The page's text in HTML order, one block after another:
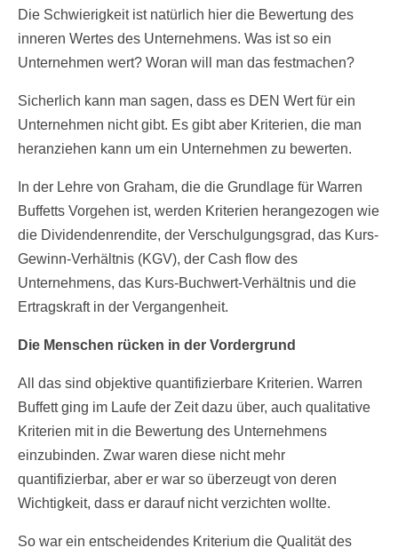
Die Schwierigkeit ist natürlich hier die Bewertung des
inneren Wertes des Unternehmens. Was ist so ein
Unternehmen wert? Woran will man das festmachen?
Sicherlich kann man sagen, dass es DEN Wert für ein
Unternehmen nicht gibt. Es gibt aber Kriterien, die man
heranziehen kann um ein Unternehmen zu bewerten.
In der Lehre von Graham, die die Grundlage für Warren
Buffetts Vorgehen ist, werden Kriterien herangezogen wie
die Dividendenrendite, der Verschulgungsgrad, das Kurs-
Gewinn-Verhältnis (KGV), der Cash flow des
Unternehmens, das Kurs-Buchwert-Verhältnis und die
Ertragskraft in der Vergangenheit.
Die Menschen rücken in der Vordergrund
All das sind objektive quantifizierbare Kriterien. Warren
Buffett ging im Laufe der Zeit dazu über, auch qualitative
Kriterien mit in die Bewertung des Unternehmens
einzubinden. Zwar waren diese nicht mehr
quantifizierbar, aber er war so überzeugt von deren
Wichtigkeit, dass er darauf nicht verzichten wollte.
So war ein entscheidendes Kriterium die Qualität des